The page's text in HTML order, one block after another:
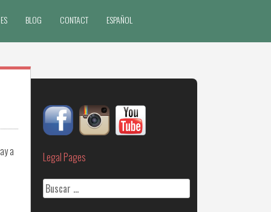
BLOG CONTACT ESPAÑOL
a
Legal Pages
Buscar: